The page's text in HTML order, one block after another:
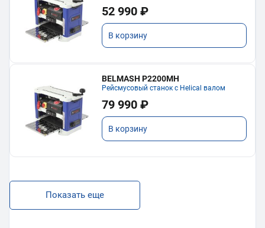
52 990 ₽
В корзину
BELMASH P2200MH
Рейсмусовый станок с Helical валом
79 990 ₽
В корзину
Показать еще